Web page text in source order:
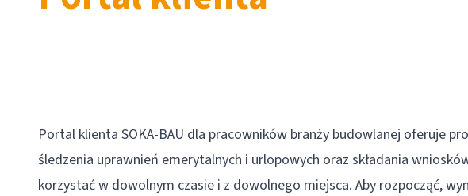
Portal klienta SOKA-BAU dla pracowników branży budowlanej oferuje
śledzenia uprawnień emerytalnych i urlopowych oraz składania
korzystać w dowolnym czasie i z dowolnego miejsca. Aby rozpocząć,